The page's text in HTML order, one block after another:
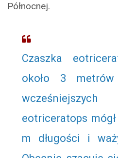
Północnej.
Czaszka
około 3 metrów
eotriceratops
m długości i